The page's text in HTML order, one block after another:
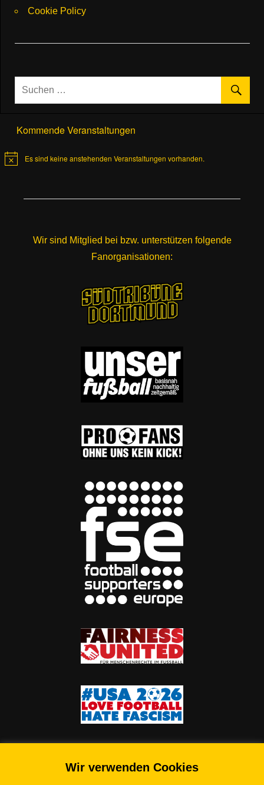
Cookie Policy
Kommende Veranstaltungen
HinweisEs sind keine anstehenden Veranstaltungen vorhanden.
Wir sind Mitglied bei bzw. unterstützen folgende
Fanorganisationen:
Wir verwenden Cookies